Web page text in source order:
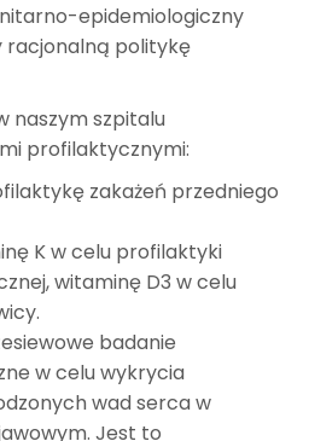
epidemiologiczny
racjonalną politykę
naszym szpitalu
profilaktycznymi:
zakażeń przedniego
K w celu profilaktyki
witaminę D3 w celu
badanie
w celu wykrycia
wad serca w
Jest to